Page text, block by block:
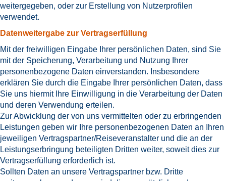
weitergegeben, oder zur Erstellung von Nutzerprofilen
verwendet.
Datenweitergabe zur Vertragserfüllung
Mit der freiwilligen Eingabe Ihrer persönlichen Daten, sind Sie
mit der Speicherung, Verarbeitung und Nutzung Ihrer
personenbezogene Daten einverstanden. Insbesondere
erklären Sie durch die Eingabe Ihrer persönlichen Daten, dass
Sie uns hiermit Ihre Einwilligung in die Verarbeitung der Daten
und deren Verwendung erteilen.
Zur Abwicklung der von uns vermittelten oder zu erbringenden
Leistungen geben wir Ihre personenbezogenen Daten an Ihren
jeweiligen Vertragspartner/Reiseveranstalter und die an der
Leistungserbringung beteiligten Dritten weiter, soweit dies zur
Vertragserfüllung erforderlich ist.
Sollten Daten an unsere Vertragspartner bzw. Dritte